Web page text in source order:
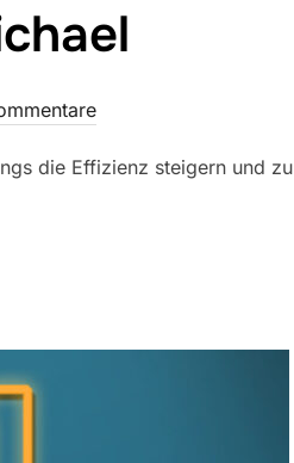
die Effizienz steigern und zu